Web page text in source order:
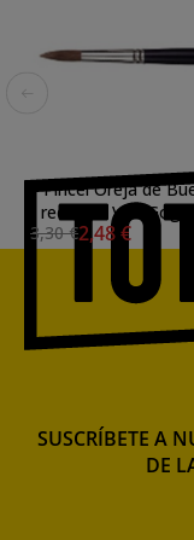
Pincel Oreja de
redondo Van Gogh
3,30 €2,48 €
SUSCRÍBETE A
DE